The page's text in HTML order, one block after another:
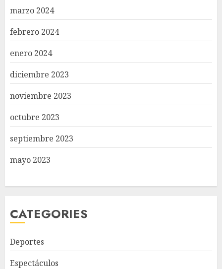
marzo 2024
febrero 2024
enero 2024
diciembre 2023
noviembre 2023
octubre 2023
septiembre 2023
mayo 2023
CATEGORIES
Deportes
Espectáculos